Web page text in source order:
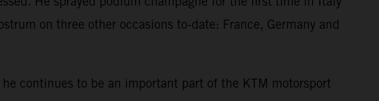
on three other occasions to-date: France, Germany and
continues to be an important part of the KTM motorsport